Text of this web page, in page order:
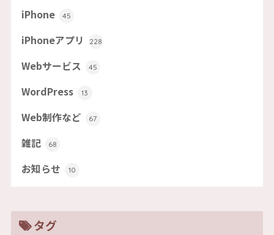
iPhone 45
iPhoneアプリ 228
Webサービス 45
WordPress 13
Web制作など 67
雑記 68
お知らせ 10
タグ